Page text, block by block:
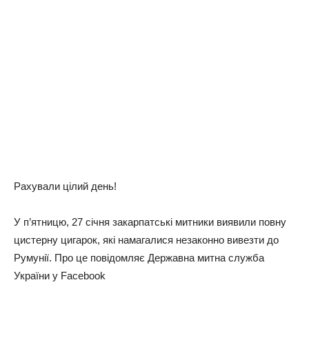
Рахували цілий день!
У п’ятницю, 27 січня закарпатські митники виявили повну
цистерну цигарок, які намагалися незаконно вивезти до
Румунії. Про це повідомляє Державна митна служба
України у Facebook